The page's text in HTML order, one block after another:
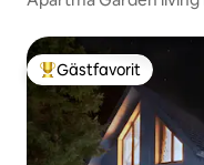
Populär gästfavorit
Gästfavorit